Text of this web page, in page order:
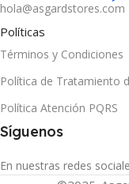
hola@asgardstores.com
Políticas
Términos y Condiciones
Política de Tratamiento
Política Atención PQRS
Síguenos
En nuestras redes